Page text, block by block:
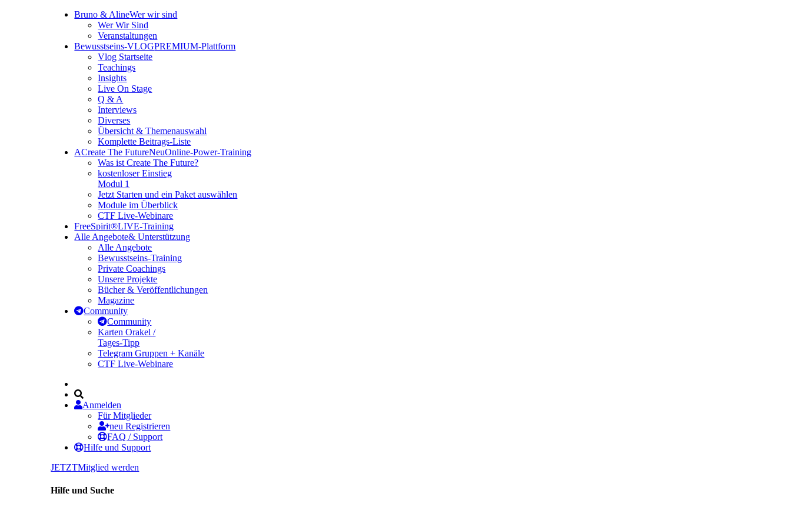
Bruno & AlineWer wir sind
Wer Wir Sind
Veranstaltungen
Bewusstseins-VLOGPREMIUM-Plattform
Vlog Startseite
Teachings
Insights
Live On Stage
Q & A
Interviews
Diverses
Übersicht & Themenauswahl
Komplette Beitrags-Liste
ACreate The FutureNeuOnline-Power-Training
Was ist Create The Future?
kostenloser Einstieg
Modul 1
Jetzt Starten und ein Paket auswählen
Module im Überblick
CTF Live-Webinare
FreeSpirit®LIVE-Training
Alle Angebote& Unterstützung
Alle Angebote
Bewusstseins-Training
Private Coachings
Unsere Projekte
Bücher & Veröffentlichungen
Magazine
Community
Community
Karten Orakel /
Tages-Tipp
Telegram Gruppen + Kanäle
CTF Live-Webinare
Anmelden
Für Mitglieder
neu Registrieren
FAQ / Support
Hilfe und Support
JETZTMitglied werden
Hilfe und Suche